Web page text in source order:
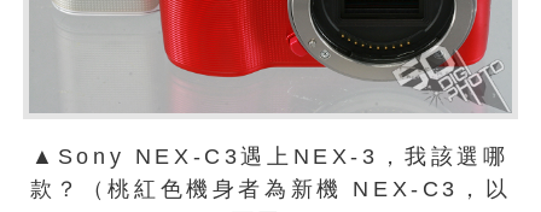
▲Sony NEX-C3遇上NEX-3，我該選哪
款？（桃紅色機身者為新機 NEX-C3，以